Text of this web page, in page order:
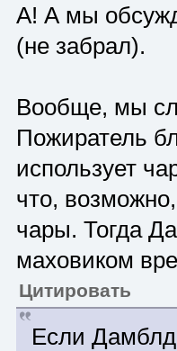
А! А мы
(не забрал).
Вообще, мы
Пожиратель
использует
что,
чары. Тогда
маховиком
Цитировать
Если